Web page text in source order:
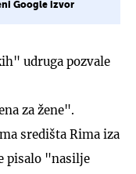
Google izvor
udruga pozvale
za žene".
središta Rima iza
pisalo "nasilje